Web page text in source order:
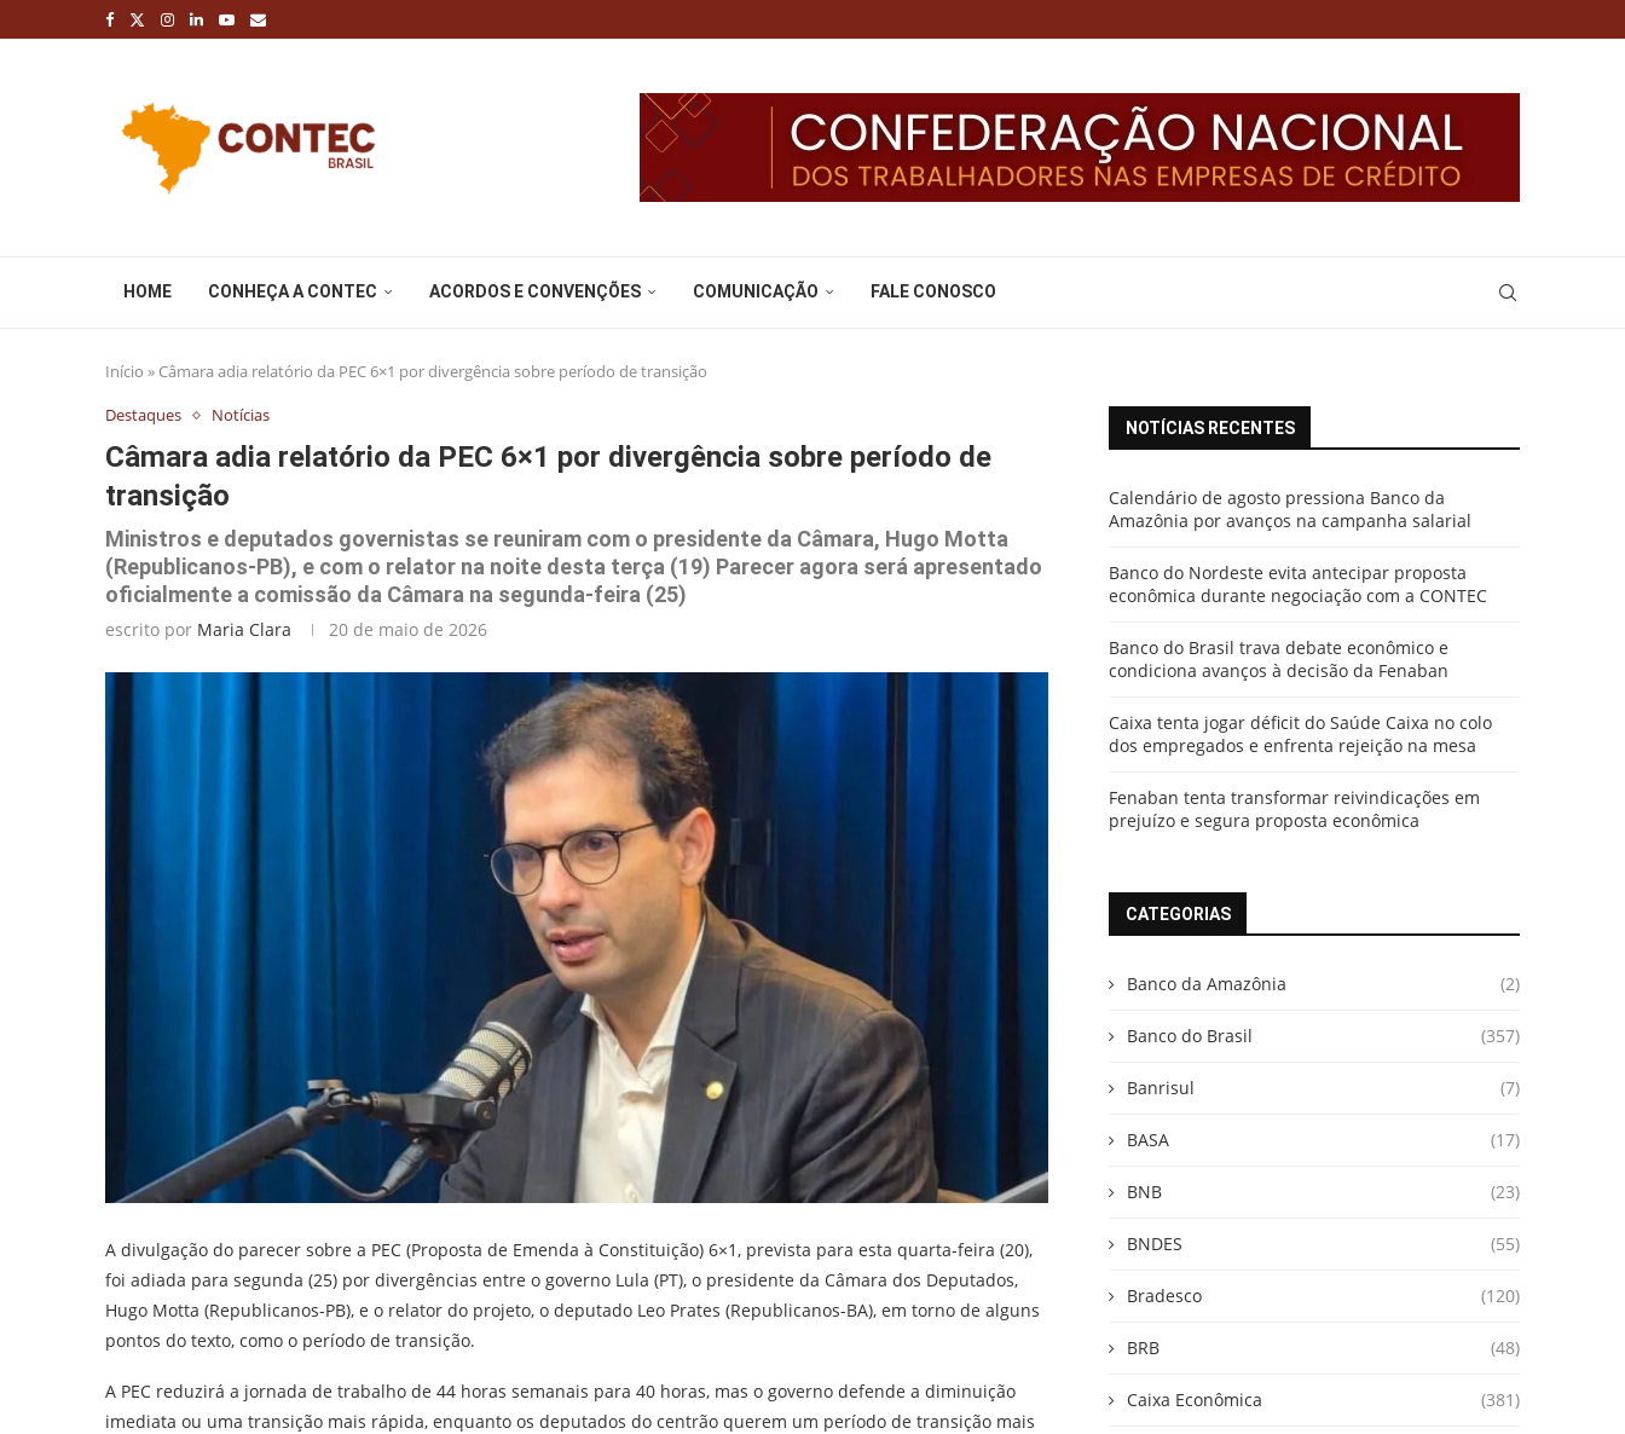
HOME CONHEÇA A CONTEC ACORDOS E CONVENÇÕES COMUNICAÇÃO FALE CONOSCO
Início » Câmara adia relatório da PEC 6×1 por divergência sobre período de transição
Destaques
Notícias
Câmara adia relatório da PEC 6×1 por divergência sobre período de
transição
Ministros e deputados governistas se reuniram com o presidente da Câmara, Hugo Motta
(Republicanos-PB), e com o relator na noite desta terça (19) Parecer agora será apresentado
oficialmente a comissão da Câmara na segunda-feira (25)
escrito por Maria Clara 20 de maio de 2026
A divulgação do parecer sobre a PEC (Proposta de Emenda à Constituição) 6×1, prevista para esta quarta-feira (20),
foi adiada para segunda (25) por divergências entre o governo Lula (PT), o presidente da Câmara dos Deputados,
Hugo Motta (Republicanos-PB), e o relator do projeto, o deputado Leo Prates (Republicanos-BA), em torno de alguns
pontos do texto, como o período de transição.
A PEC reduzirá a jornada de trabalho de 44 horas semanais para 40 horas, mas o governo defende a diminuição
imediata ou uma transição mais rápida, enquanto os deputados do centrão querem um período de transição mais
NOTÍCIAS RECENTES
Calendário de agosto pressiona Banco da
Amazônia por avanços na campanha salarial
Banco do Nordeste evita antecipar proposta
econômica durante negociação com a CONTEC
Banco do Brasil trava debate econômico e
condiciona avanços à decisão da Fenaban
Caixa tenta jogar déficit do Saúde Caixa no colo
dos empregados e enfrenta rejeição na mesa
Fenaban tenta transformar reivindicações em
prejuízo e segura proposta econômica
CATEGORIAS
Banco da Amazônia (2)
Banco do Brasil (357)
Banrisul (7)
BASA (17)
BNB (23)
BNDES (55)
Bradesco (120)
BRB (48)
Caixa Econômica (381)